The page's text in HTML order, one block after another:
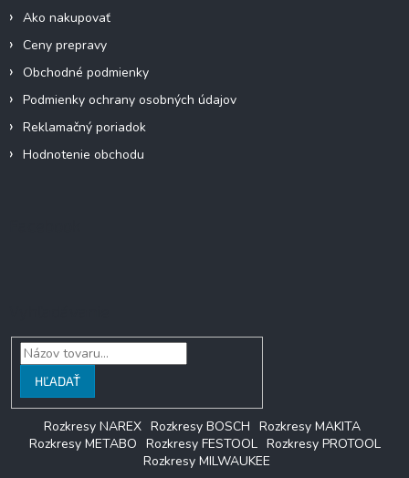
Ako nakupovať
Ceny prepravy
Obchodné podmienky
Podmienky ochrany osobných údajov
Reklamačný poriadok
Hodnotenie obchodu
HĽADAŤ
Rozkresy NAREX Rozkresy BOSCH Rozkresy MAKITA
Rozkresy METABO Rozkresy FESTOOL Rozkresy PROTOOL
Rozkresy MILWAUKEE